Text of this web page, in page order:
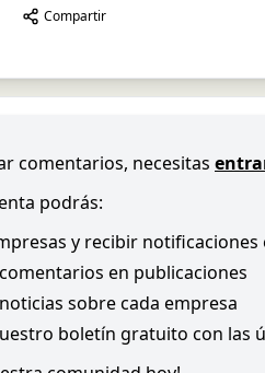
Compartir
comentarios, necesitas
podrás:
y recibir notificaciones
en publicaciones
sobre cada empresa
boletín gratuito con las